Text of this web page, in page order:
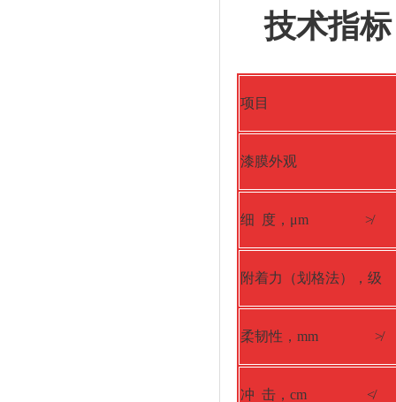
技术指标
项目
漆膜外观
细 度，μm ≯
附着力（划格法），
柔韧性，mm ≯
冲 击，cm ≮